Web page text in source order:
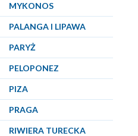
MYKONOS
PALANGA I LIPAWA
PARYŻ
PELOPONEZ
PIZA
PRAGA
RIWIERA TURECKA